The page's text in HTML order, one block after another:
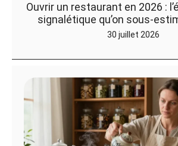
Ouvrir un restaurant en 2026 :
signalétique qu’on sous-
30 juillet 2026